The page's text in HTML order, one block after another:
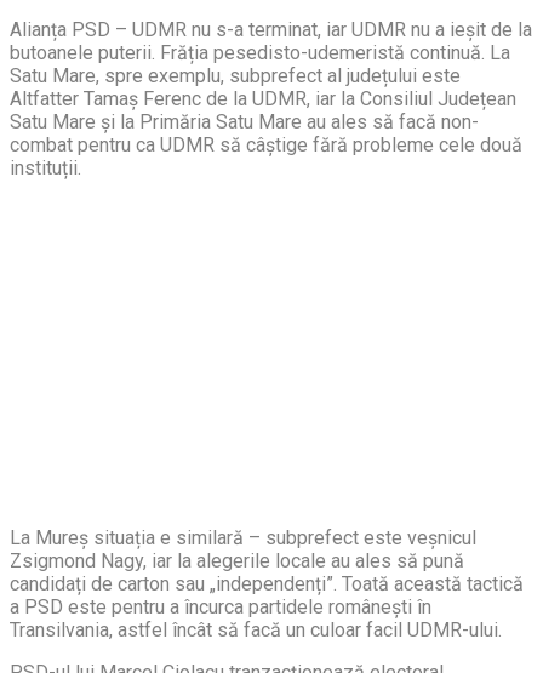
Alianța PSD – UDMR nu s-a terminat, iar UDMR nu a ieșit de la
butoanele puterii. Frăția pesedisto-udemeristă continuă. La
Satu Mare, spre exemplu, subprefect al județului este
Altfatter Tamaș Ferenc de la UDMR, iar la Consiliul Județean
Satu Mare și la Primăria Satu Mare au ales să facă non-
combat pentru ca UDMR să câștige fără probleme cele două
instituții.
La Mureș situația e similară – subprefect este veșnicul
Zsigmond Nagy, iar la alegerile locale au ales să pună
candidați de carton sau „independenți”. Toată această tactică
a PSD este pentru a încurca partidele românești în
Transilvania, astfel încât să facă un culoar facil UDMR-ului.